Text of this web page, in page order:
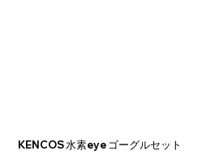
KENCOS 水素eye ゴーグルセット